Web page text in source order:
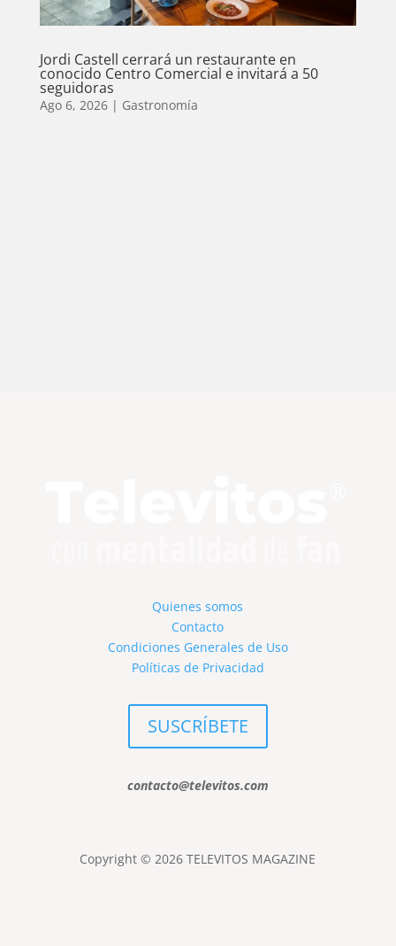
Jordi Castell cerrará un restaurante en
conocido Centro Comercial e invitará a 50
seguidoras
Ago 6, 2026| Gastronomía
Quienes somos
Contacto
Condiciones Generales de Uso
Políticas de Privacidad
SUSCRÍBETE
contacto@televitos.com
Copyright © 2026 TELEVITOS MAGAZINE